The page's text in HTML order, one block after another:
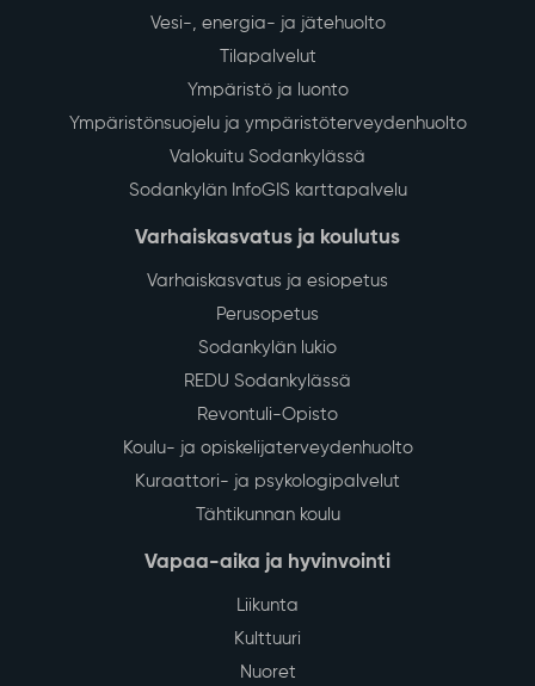
Vesi-, energia- ja jätehuolto
Tilapalvelut
Ympäristö ja luonto
Ympäristönsuojelu ja ympäristöterveydenhuolto
Valokuitu Sodankylässä
Sodankylän InfoGIS karttapalvelu
Varhaiskasvatus ja koulutus
Varhaiskasvatus ja esiopetus
Perusopetus
Sodankylän lukio
REDU Sodankylässä
Revontuli-Opisto
Koulu- ja opiskelijaterveydenhuolto
Kuraattori- ja psykologipalvelut
Tähtikunnan koulu
Vapaa-aika ja hyvinvointi
Liikunta
Kulttuuri
Nuoret